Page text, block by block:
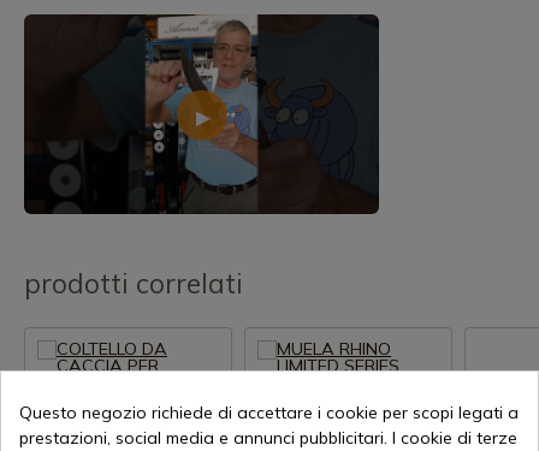
prodotti correlati
Questo negozio richiede di accettare i cookie per scopi legati a
prestazioni, social media e annunci pubblicitari. I cookie di terze